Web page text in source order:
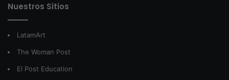
Nuestros Sitios
LatamArt
The Woman Post
El Post Education